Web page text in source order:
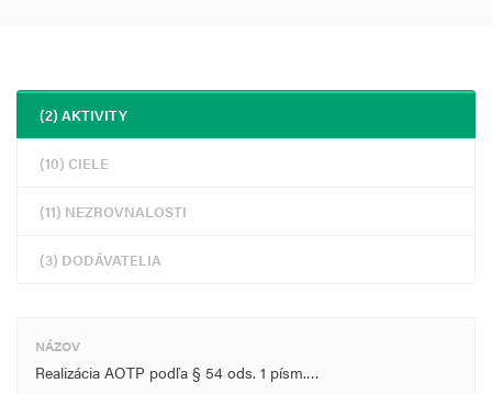
(2) AKTIVITY
(10) CIELE
(11) NEZROVNALOSTI
(3) DODÁVATELIA
NÁZOV
Realizácia AOTP podľa § 54 ods. 1 písm.…